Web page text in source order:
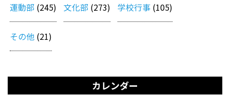
運動部 (245) 文化部 (273) 学校行事 (105)
その他 (21)
カレンダー